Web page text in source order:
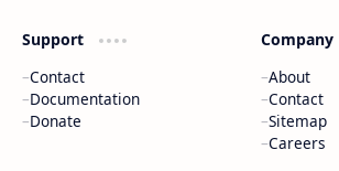
Support
Contact
Documentation
Donate
Company
About
Contact
Sitemap
Careers